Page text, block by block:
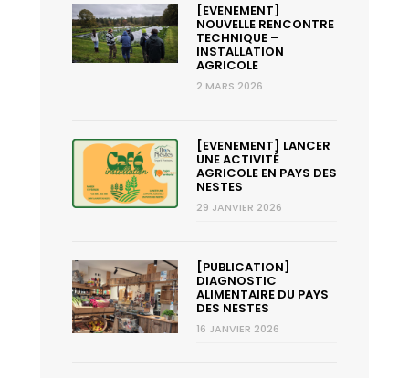
[EVENEMENT]
NOUVELLE RENCONTRE
TECHNIQUE –
INSTALLATION
AGRICOLE
2 MARS 2026
[EVENEMENT] LANCER
UNE ACTIVITÉ
AGRICOLE EN PAYS DES
NESTES
29 JANVIER 2026
[PUBLICATION]
DIAGNOSTIC
ALIMENTAIRE DU PAYS
DES NESTES
16 JANVIER 2026